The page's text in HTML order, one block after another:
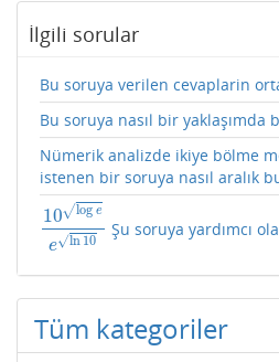
İlgili sorular
Bu soruya verilen cevaplarin
Bu soruya nasıl bir yaklaşımda
Nümerik analizde ikiye bölme
istenen bir soruya nasıl aralık
10 log e
√
e ln 10
√
10logeeln 10
Şu soruya yardımcı
Tüm kategoriler